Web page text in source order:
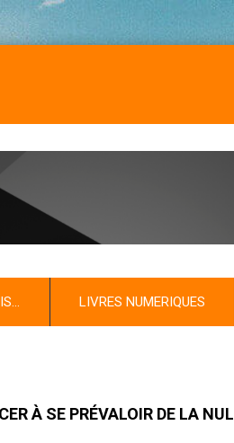
LIVRES NUMERIQUES
À SE PRÉVALOIR DE LA